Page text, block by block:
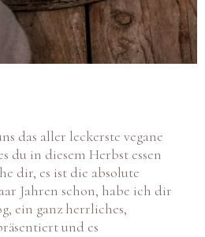
das aller leckerste vegane
du in diesem Herbst essen
dir, es ist die absolute
Jahren schon, habe ich dir
ein ganz herrliches,
und es